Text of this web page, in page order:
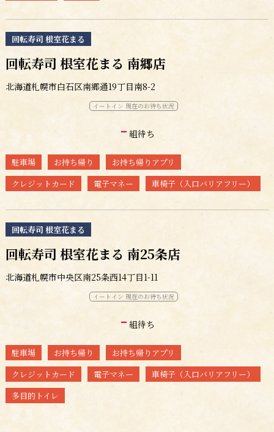
回転寿司 根室花まる 南郷店
回転寿司 根室花まる
北海道札幌市白石区南郷通19丁目南8-2
イートイン 現在のお待ち状況
- 組待ち
駐車場 お持ち帰り
お持ち帰りアプリ
クレジットカード
電子マネー 車椅子（入口バリアフリー）
回転寿司 根室花まる 南25条店
回転寿司 根室花まる
北海道札幌市中央区南25条西14丁目1-11
イートイン 現在のお待ち状況
- 組待ち
駐車場 お持ち帰り
お持ち帰りアプリ
クレジットカード
電子マネー
車椅子（入口バリアフリー）
多目的トイレ